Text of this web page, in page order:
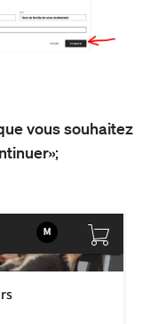
vous souhaitez
;